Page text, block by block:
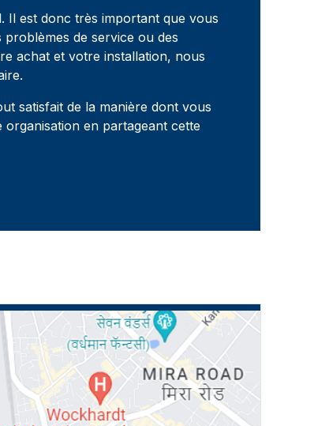
Il est donc très important que vous
problèmes de service ou des
achat et votre installation, nous
satisfait de la manière dont vous
en partageant cette